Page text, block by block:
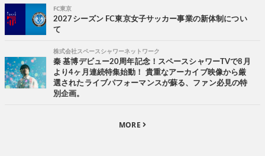
FC東京
2027シーズン FC東京女子サッカー事業の新体制につい
て
株式会社スペースシャワーネットワーク
秦 基博デビュー20周年記念！スペースシャワーTVで8月
より4ヶ月連続特集始動！ 貴重なアーカイブ映像から厳
選されたライブパフォーマンスが蘇る、ファン必見の特
別企画。
MORE